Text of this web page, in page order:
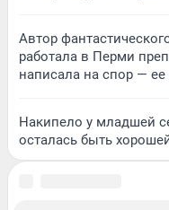
Автор
работала в Перми
написала на спор — ее
Накипело у младшей
осталась быть